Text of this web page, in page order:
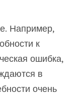
Например,
к
ошибка,
в
очень